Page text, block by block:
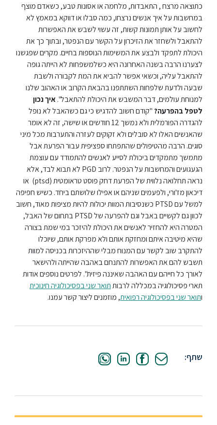
ספריה
משרתי
מילואים
וכוחות
הביטחון
זכויות
והטבות
הרשמו
עכשיו
כתוצאה מרצח , התאבדות, מלחמה או אסונות טבע, כשאדם מוצף
במחשבות על איך אנשים נרצחו, כמה סבלו או דווקא במאמץ לא
לחשוב על אותן תמונות קשות, זה עשוי לשבש את האפשרות
להתאבל ולשחזר את הזיכרון על הקשר עם הנפטר, ובתוך כך את
היכולת לתפקד ולבצע את המשימות הנוספות בחיים. מקרים שפגשנו
לצערנו הרבה בשנה האחרונה היא כשלמשפחות לא הייתה גופה
להתאבל עליה, וכשאי אפשר להביא את המת לקבורה ולשבת
שבעה ולדעת שלפחות השתתפנו בהבאת הקרוב או האהוב שלנו
למנוחת עולמים, דבר המשבש את היכולת להתאבל".איך נכון
לטפל בהפרעה?"קודם חשוב להדגיש כי גם כשהאבל לא נופל
להגדרה הפורמלית ולא נמשך 12 חודשים או שישה, זה לא אומר
שהאנשים האלו לא סובלים ולא זקוקים לעזרה והתערבות מכל מיני
סוגים. הרבה מהטיפולים שהתפתחו ספציפית עבור הפרעת אבל
מתמשך מתמקדים ביכולת לסייע לאנשים להתמודד עם עוצמת
הגעגועים והמחשבות על הנפטר. לרוב PGD לא תבוא לבד, אלא
נראה תחלואה נלווית של הפרעת דחק פוסט טראומטית (ptsd) או
דיכאון מז'ורי, ולפעמים שניהם או אפילו שלושתם ביחד. כשיש חפיפה
למשל עם PTSD כשנסיבות המוות יכולות להיות מציפות מאוד, חשוב
לכוון גם לקשיים באבל וגם להפרעה של PTSD בתחום של האבל,
המטרה היא להחזיר לאנשים את היכולת להיזכר במי שמת בצורה
שהיא מיטיבה איתם ומחזקת אותם ולא מפרקת אותם, שיוכלו
להתקרב שוב לקשר עם המנוח מבלי שההיזכרות בכניסה למוות
תשבש להם את האפשרות להתנחם באהבה שהייתה ולהישאר
לאורך כל חייהם עם האהבה שאיננה פיזית". לפרטים נוספים אודות
תארי פסיכולוגיה במכללה לרבותתואר שני בפסיכולוגיה חינוכית
ותואר שני בפסיכולוגיה רפואית, מוזמנים ליצור קשר עמנו.
שתף: